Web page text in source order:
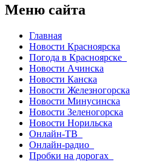
Меню сайта
Главная
Новости Красноярска
Погода в Красноярске
Новости Ачинска
Новости Канска
Новости Железногорска
Новости Минусинска
Новости Зеленогорска
Новости Норильска
Онлайн-ТВ
Онлайн-радио
Пробки на дорогах